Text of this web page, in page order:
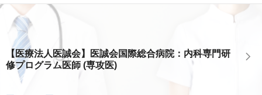
【医療法人医誠会】医誠会国際総合病院：内科専門研
修プログラム医師 (専攻医)